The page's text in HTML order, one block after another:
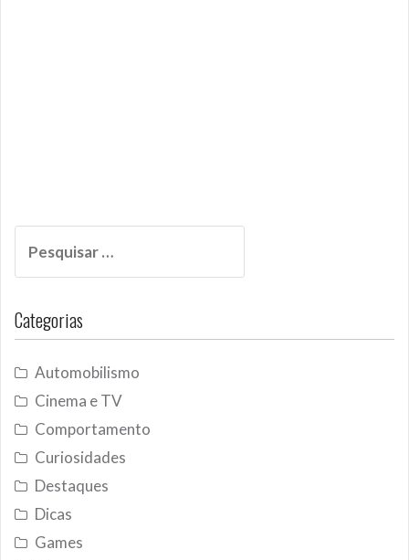
por:
Categorias
Automobilismo
Cinema e TV
Comportamento
Curiosidades
Destaques
Dicas
Games